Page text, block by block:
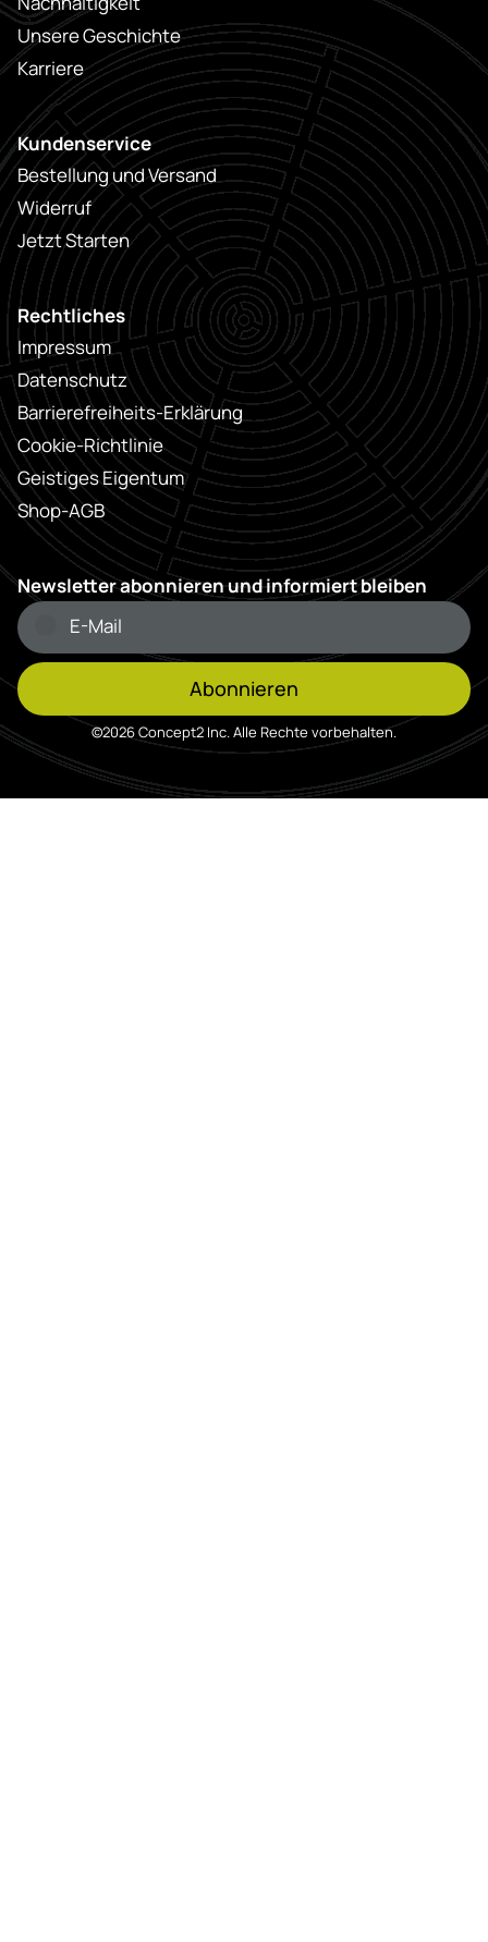
Unsere Geschichte
Karriere
Kundenservice
Bestellung und Versand
Widerruf
Jetzt Starten
Rechtliches
Impressum
Datenschutz
Barrierefreiheits-Erklärung
Cookie-Richtlinie
Geistiges Eigentum
Shop-AGB
Newsletter abonnieren und informiert bleiben
Abonnieren
©2026 Concept2 Inc. Alle Rechte vorbehalten.